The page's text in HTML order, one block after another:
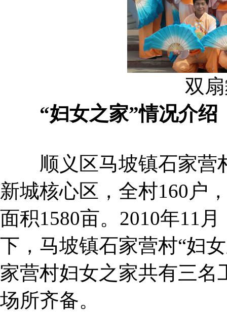
双
“妇女之家”情况介绍
顺义区马坡镇石家营
新城核心区，全村160户
面积1580亩。2010年11
下，马坡镇石家营村“妇
家营村妇女之家共有三
场所齐备。